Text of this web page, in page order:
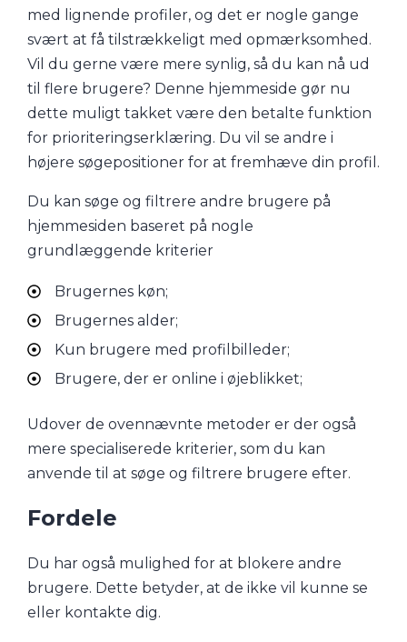
med lignende profiler, og det er nogle gange
svært at få tilstrækkeligt med opmærksomhed.
Vil du gerne være mere synlig, så du kan nå ud
til flere brugere? Denne hjemmeside gør nu
dette muligt takket være den betalte funktion
for prioriteringserklæring. Du vil se andre i
højere søgepositioner for at fremhæve din profil.
Du kan søge og filtrere andre brugere på
hjemmesiden baseret på nogle
grundlæggende kriterier
Brugernes køn;
Brugernes alder;
Kun brugere med profilbilleder;
Brugere, der er online i øjeblikket;
Udover de ovennævnte metoder er der også
mere specialiserede kriterier, som du kan
anvende til at søge og filtrere brugere efter.
Fordele
Du har også mulighed for at blokere andre
brugere. Dette betyder, at de ikke vil kunne se
eller kontakte dig.